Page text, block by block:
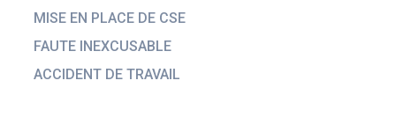
MISE EN PLACE DE CSE
FAUTE INEXCUSABLE
ACCIDENT DE TRAVAIL